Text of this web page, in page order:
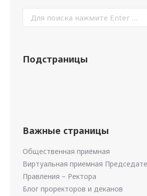
Подстраницы
Важные страницы
Общественная приёмная
Виртуальная приемная
Правления – Ректора
Блог проректоров и деканов